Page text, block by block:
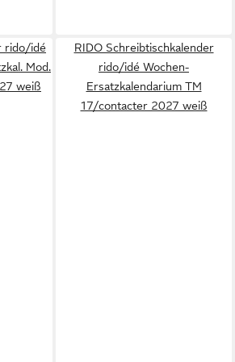
rido/idé
Mod.
weiß
RIDO Schreibtischkalender
rido/idé Wochen-
Ersatzkalendarium TM
17/contacter 2027 weiß